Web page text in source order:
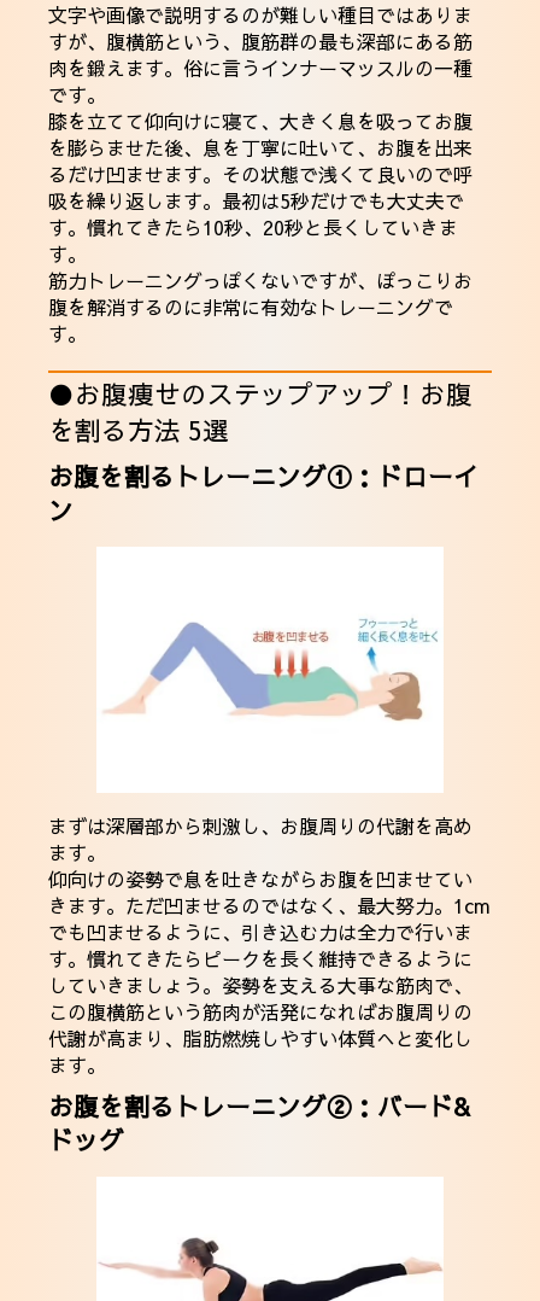
文字や画像で説明するのが難しい種目ではありま
すが、腹横筋という、腹筋群の最も深部にある筋
肉を鍛えます。俗に言うインナーマッスルの一種
です。
膝を立てて仰向けに寝て、大きく息を吸ってお腹
を膨らませた後、息を丁寧に吐いて、お腹を出来
るだけ凹ませます。その状態で浅くて良いので呼
吸を繰り返します。最初は5秒だけでも大丈夫で
す。慣れてきたら10秒、20秒と長くしていきま
す。
筋力トレーニングっぽくないですが、ぽっこりお
腹を解消するのに非常に有効なトレーニングで
す。
●お腹痩せのステップアップ！お腹
を割る方法 5選
お腹を割るトレーニング①：ドローイ
ン
まずは深層部から刺激し、お腹周りの代謝を高め
ます。
仰向けの姿勢で息を吐きながらお腹を凹ませてい
きます。ただ凹ませるのではなく、最大努力。1cm
でも凹ませるように、引き込む力は全力で行いま
す。慣れてきたらピークを長く維持できるように
していきましょう。姿勢を支える大事な筋肉で、
この腹横筋という筋肉が活発になればお腹周りの
代謝が高まり、脂肪燃焼しやすい体質へと変化し
ます。
お腹を割るトレーニング②：バード&
ドッグ